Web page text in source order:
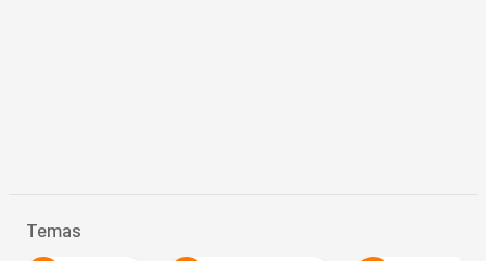
Temas